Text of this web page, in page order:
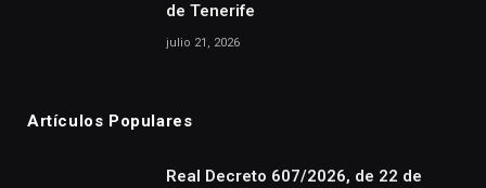
de Tenerife
julio 21, 2026
Artículos Populares
Real Decreto 607/2026, de 22 de